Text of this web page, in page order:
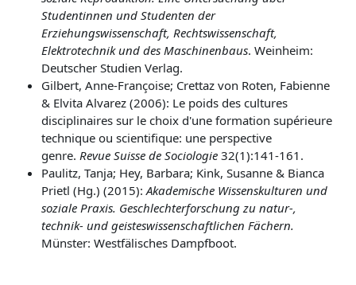
Studentinnen und Studenten der
Erziehungswissenschaft, Rechtswissenschaft,
Elektrotechnik und des Maschinenbaus. Weinheim:
Deutscher Studien Verlag.
Gilbert, Anne-Françoise; Crettaz von Roten, Fabienne
& Elvita Alvarez (2006): Le poids des cultures
disciplinaires sur le choix d'une formation supérieure
technique ou scientifique: une perspective
genre. Revue Suisse de Sociologie 32(1):141-161.
Paulitz, Tanja; Hey, Barbara; Kink, Susanne & Bianca
Prietl (Hg.) (2015): Akademische Wissenskulturen und
soziale Praxis. Geschlechterforschung zu natur-,
technik- und geisteswissenschaftlichen Fächern.
Münster: Westfälisches Dampfboot.